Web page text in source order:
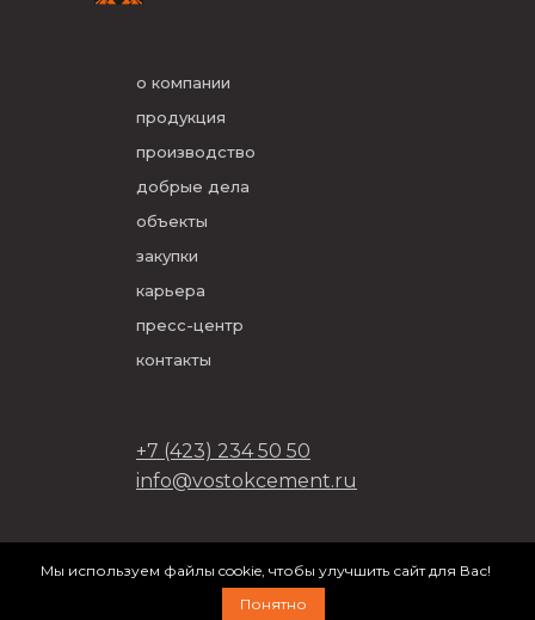
о компании
продукция
производство
добрые дела
объекты
закупки
карьера
пресс-центр
контакты
+7 (423) 234 50 50
info@vostokcement.ru
разработано вDVIGA
Мы используем файлы cookie, чтобы улучшить сайт для Вас!
Понятно